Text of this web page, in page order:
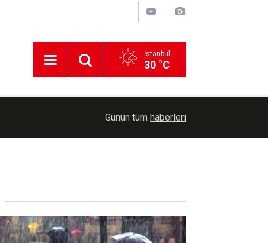
İstanbul
30 °C
Günün tüm haberleri